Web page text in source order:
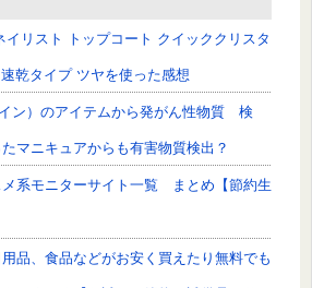
イリスト トップコート クイッククリスタ
乾タイプ ツヤを使った感想
ン）のアイテムから発がん性物質 検
マニキュアからも有害物質検出？
メ系モニターサイト一覧 まとめ【節約生
品、食品などがお安く買えたり無料でも